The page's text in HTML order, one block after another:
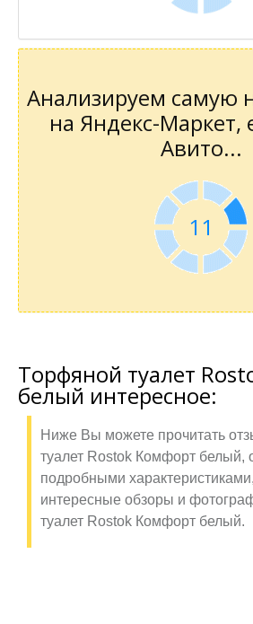
Анализируем самую
на Яндекс-Маркет,
Авито...
11
Торфяной туалет
белый интересное:
Ниже Вы можете прочитать
туалет Rostok Комфорт белый,
подробными
интересные обзоры и
туалет Rostok Комфорт белый.